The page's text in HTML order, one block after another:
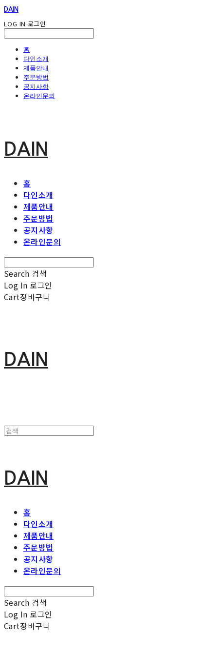
DAIN
LOG IN 로그인
홈
다인소개
제품안내
주문방법
공지사항
온라인문의
DAIN
홈
다인소개
제품안내
주문방법
공지사항
온라인문의
Search 검색
Log In 로그인
Cart장바구니
DAIN
DAIN
홈
다인소개
제품안내
주문방법
공지사항
온라인문의
Search 검색
Log In 로그인
Cart장바구니